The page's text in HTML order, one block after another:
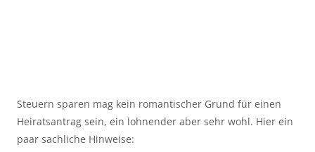
Steuern sparen mag kein romantischer Grund für einen
Heiratsantrag sein, ein lohnender aber sehr wohl. Hier ein
paar sachliche Hinweise: